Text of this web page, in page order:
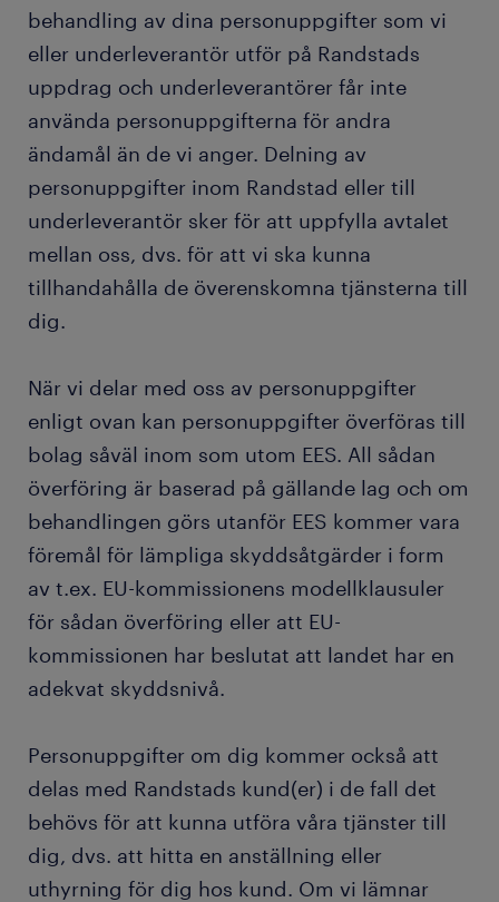
behandling av dina personuppgifter som vi
eller underleverantör utför på Randstads
uppdrag och underleverantörer får inte
använda personuppgifterna för andra
ändamål än de vi anger. Delning av
personuppgifter inom Randstad eller till
underleverantör sker för att uppfylla avtalet
mellan oss, dvs. för att vi ska kunna
tillhandahålla de överenskomna tjänsterna till
dig.
När vi delar med oss av personuppgifter
enligt ovan kan personuppgifter överföras till
bolag såväl inom som utom EES. All sådan
överföring är baserad på gällande lag och om
behandlingen görs utanför EES kommer vara
föremål för lämpliga skyddsåtgärder i form
av t.ex. EU-kommissionens modellklausuler
för sådan överföring eller att EU-
kommissionen har beslutat att landet har en
adekvat skyddsnivå.
Personuppgifter om dig kommer också att
delas med Randstads kund(er) i de fall det
behövs för att kunna utföra våra tjänster till
dig, dvs. att hitta en anställning eller
uthyrning för dig hos kund. Om vi lämnar